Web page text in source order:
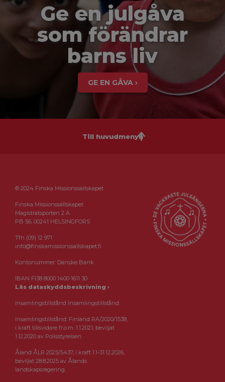
Ge en julgåva
som förändrar
barns liv
GE EN GÅVA ›
Till huvudmenyn
© 2024 Finska Missionssällskapet
Finska Missionssällskapet
Magistratsporten 2 A
PB 56, 00241 HELSINGFORS
Tfn (09) 12 971
info@finskamissionssallskapet.fi
Kontonummer: Danske Bank
IBAN FI38 8000 1400 1611 30
Läs dataskyddsbeskrivning ›
Insamlingstillstånd Insamlingstillstånd:
Insamlingstillstånd: Finland RA/2020/1538,
i kraft tillsvidare fr.o.m. 1.1.2021, beviljat
1.12.2020 av Polisstyrelsen.
Åland ÅLR 2025/5437, i kraft 1.1-31.12.2026,
beviljat 28.8.2025 av Ålands
landskapsregering.